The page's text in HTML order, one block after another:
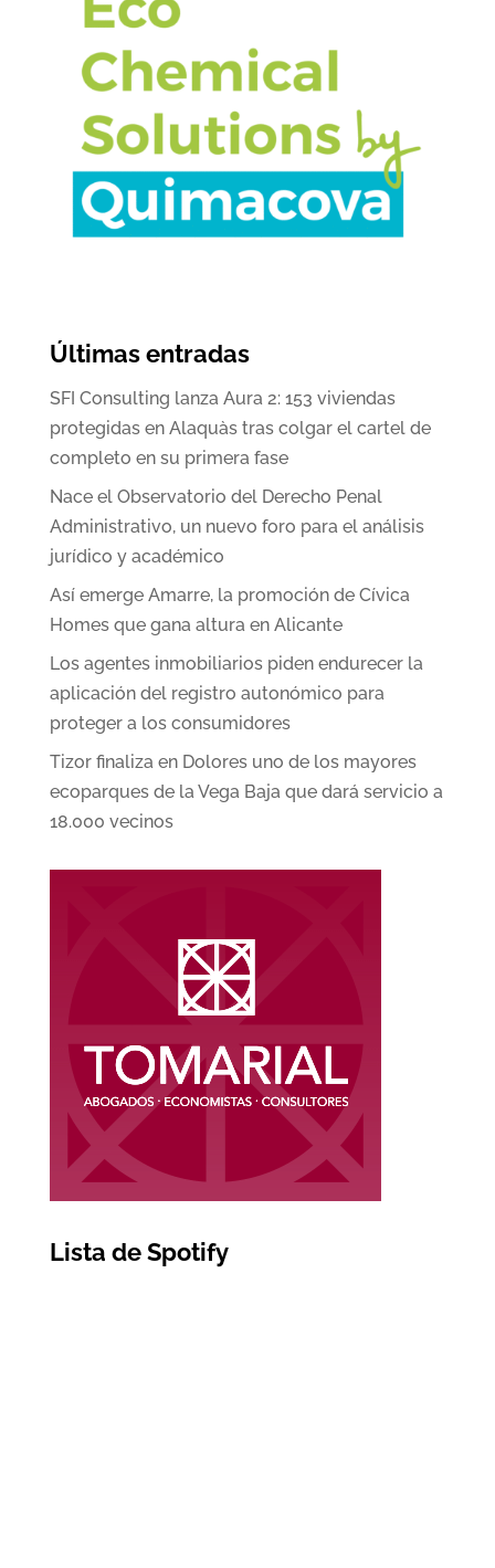
Últimas entradas
SFI Consulting lanza Aura 2: 153 viviendas
protegidas en Alaquàs tras colgar el cartel de
completo en su primera fase
Nace el Observatorio del Derecho Penal
Administrativo, un nuevo foro para el análisis
jurídico y académico
Así emerge Amarre, la promoción de Cívica
Homes que gana altura en Alicante
Los agentes inmobiliarios piden endurecer la
aplicación del registro autonómico para
proteger a los consumidores
Tizor finaliza en Dolores uno de los mayores
ecoparques de la Vega Baja que dará servicio a
18.000 vecinos
Lista de Spotify